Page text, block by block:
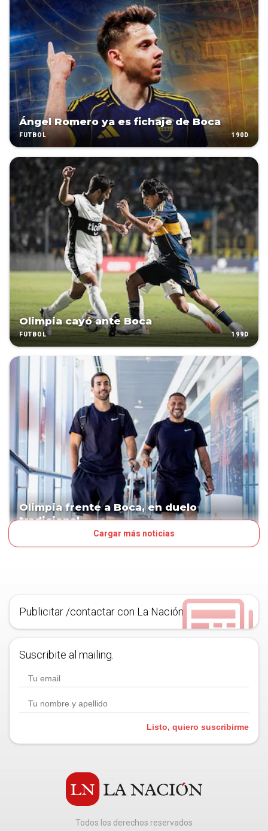
Ángel Romero ya es fichaje de Boca
FÚTBOL 190D
Olimpia cayó ante Boca
FÚTBOL 199D
Olimpia frente a Boca, en duelo
tradicional
Cargar más noticias
Publicitar /contactar con La Nación
Suscribite al mailing.
Listo, quiero suscribirme
Todos los derechos reservados